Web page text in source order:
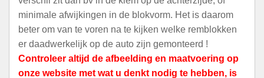
minimale afwijkingen in de blokvorm. Het is daarom
beter om van te voren na te kijken welke remblokken
er daadwerkelijk op de auto zijn gemonteerd !
Controleer altijd de afbeelding en maatvoering op
onze website met wat u denkt nodig te hebben, is